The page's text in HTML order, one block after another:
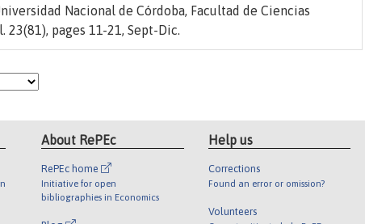
Nacional de Córdoba, Facultad de Ciencias
23(81), pages 11-21, Sept-Dic.
About RePEc
RePEc home
Initiative for open
bibliographies in Economics
Help us
Corrections
Found an error or omission?
Volunteers